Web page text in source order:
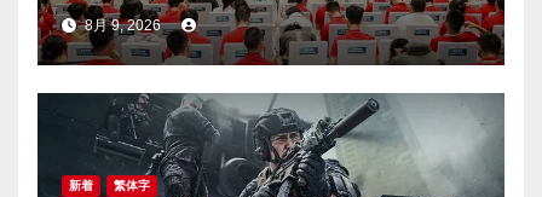
8月 9, 2026
新着 繁体字